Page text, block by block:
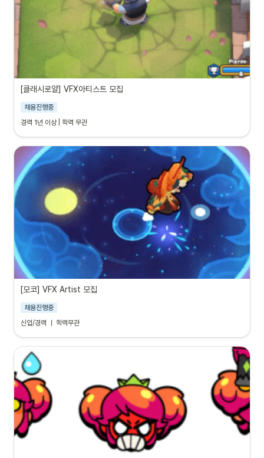
[클래시로얄] VFX아티스트 모집
채용진행중
경력 1년 이상 | 학력 무관
[모코] VFX Artist 모집
채용진행중
신입/경력 ㅣ 학력무관